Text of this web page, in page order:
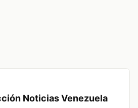
Noticias Venezuela